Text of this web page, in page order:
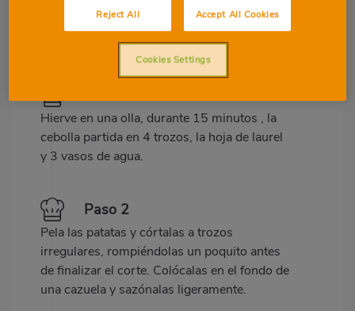
Preparació Ingredients
Hierve en una olla, durante 15 minutos , la
cebolla partida en 4 trozos, la hoja de laurel
y 3 vasos de agua.
Paso 2
Pela las patatas y córtalas a trozos
irregulares, rompiéndolas un poquito antes
de finalizar el corte. Colócalas en el fondo de
una cazuela y sazónalas ligeramente.
Reject All Accept All Cookies
Cookies Settings